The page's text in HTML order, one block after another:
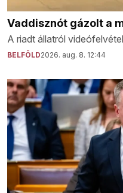
Vaddisznót gázolt a
A riadt állatról
BELFÖLD2026. aug. 8. 12:44